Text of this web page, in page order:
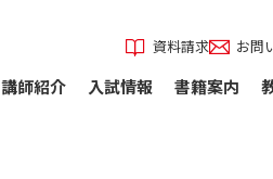
資料請求 お問
講師紹介 入試情報 書籍案内